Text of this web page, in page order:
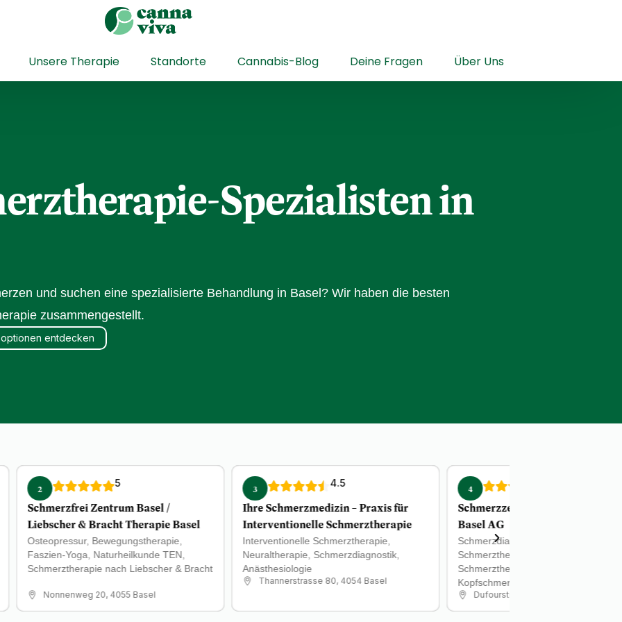
Unsere Therapie Standorte Cannabis-Blog Deine Fragen Über Uns
Spezialisten in
und suchen eine spezialisierte Behandlung in Basel? Wir haben die besten
zusammengestellt.
entdecken
2
5
Schmerzfrei Zentrum Basel /
Liebscher & Bracht Therapie Basel
Osteopressur, Bewegungstherapie,
Faszien-Yoga, Naturheilkunde TEN,
Schmerztherapie nach Liebscher & Bracht
Nonnenweg 20, 4055 Basel
3
4.5
Ihre Schmerzmedizin – Praxis für
Interventionelle Schmerztherapie
Interventionelle Schmerztherapie,
Neuraltherapie, Schmerzdiagnostik,
Anästhesiologie
Thannerstrasse 80, 4054 Basel
4
Schmerzzentrum am
Basel AG
Schmerzdiagnostik, Medikamentöse
Schmerztherapie, Interventionelle
Schmerztherapie,
Kopfschmerzbehandlung
Dufourstrasse 11, 4052 Basel